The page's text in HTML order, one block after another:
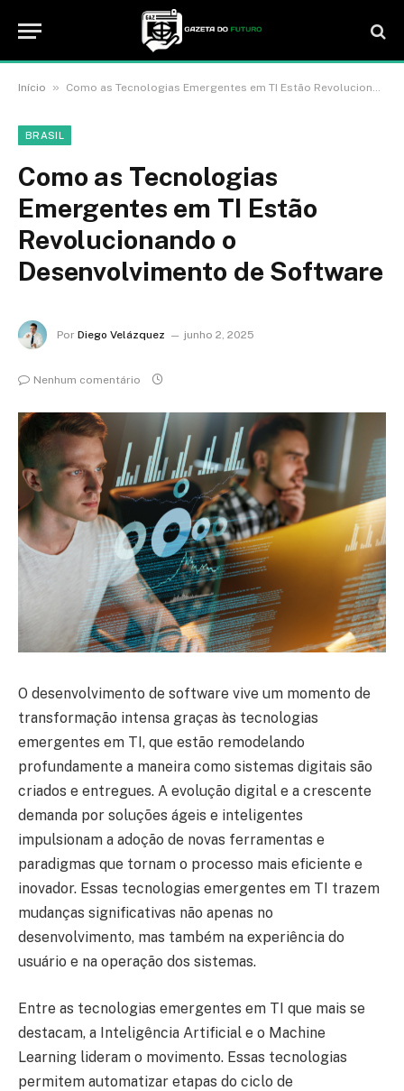
Início » Como as Tecnologias Emergentes em TI Estão Revolucionando o Desenvolvimento de Software
BRASIL
Como as Tecnologias
Emergentes em TI Estão
Revolucionando o
Desenvolvimento de Software
Por Diego Velázquez junho 2, 2025
Nenhum comentário
O desenvolvimento de software vive um momento de
transformação intensa graças às tecnologias
emergentes em TI, que estão remodelando
profundamente a maneira como sistemas digitais são
criados e entregues. A evolução digital e a crescente
demanda por soluções ágeis e inteligentes
impulsionam a adoção de novas ferramentas e
paradigmas que tornam o processo mais eficiente e
inovador. Essas tecnologias emergentes em TI trazem
mudanças significativas não apenas no
desenvolvimento, mas também na experiência do
usuário e na operação dos sistemas.
Entre as tecnologias emergentes em TI que mais se
destacam, a Inteligência Artificial e o Machine
Learning lideram o movimento. Essas tecnologias
permitem automatizar etapas do ciclo de